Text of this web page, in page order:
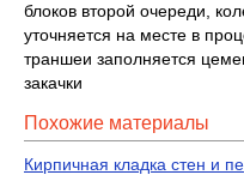
блоков второй очереди,
уточняется на месте в
траншеи заполняется
закачки
Похожие материалы
Кирпичная кладка стен и